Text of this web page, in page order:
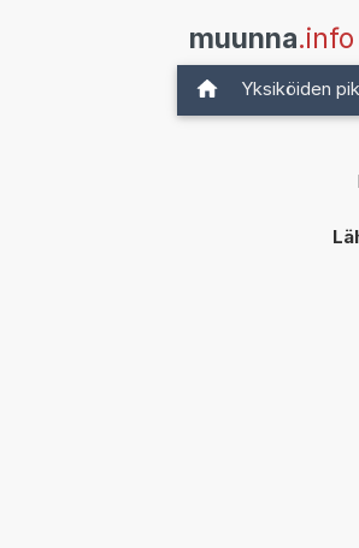
muunna.info
Yksiköiden